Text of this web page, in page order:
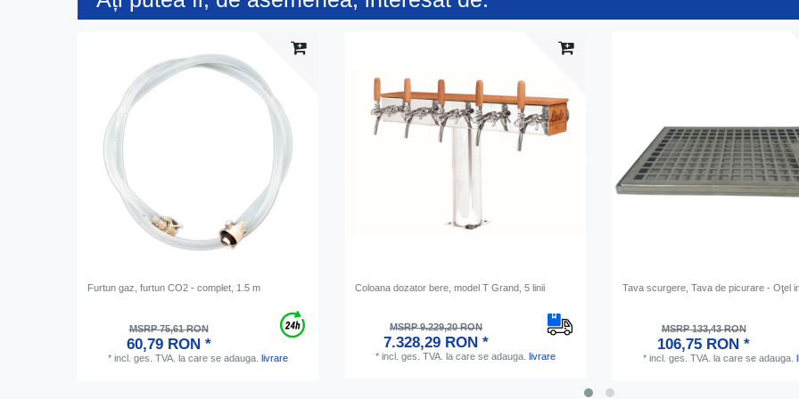
Furtun gaz, furtun CO2 - complet, 1.5 m
MSRP 75,61 RON
60,79 RON *
* incl. ges. TVA. la care se adauga. livrare
Coloana dozator bere, model T Grand, 5 linii
MSRP 9.229,20 RON
7.328,29 RON *
* incl. ges. TVA. la care se adauga. livrare
Tava scurgere, Tava de picurare - Oţel
MSRP 133,43 RON
106,75 RON *
* incl. ges. TVA. la care se adauga.